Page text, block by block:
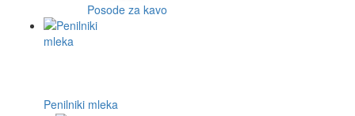
Posode za kavo
Penilniki mleka